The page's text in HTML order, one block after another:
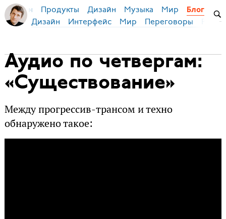
Бирман Продукты Дизайн Музыка Мир Блог
Дизайн Интерфейс Мир Переговоры
Аудио по четвергам:
«Существование»
Между прогрессив-трансом и техно
обнаружено такое: